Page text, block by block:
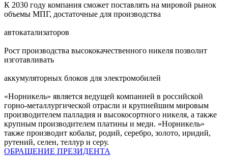
К 2030 году компания сможет поставлять на мировой рынок
объемы МПГ, достаточные для производства
автокатализаторов
Рост производства высококачественного никеля позволит
изготавливать
аккумуляторных блоков для электромобилей
«Норникель» является ведущей компанией в российской
горно-металлургической отрасли и крупнейшим мировым
производителем палладия и высокосортного никеля, а также
крупным производителем платины и меди. «Норникель»
также производит кобальт, родий, серебро, золото, иридий,
рутений, селен, теллур и серу.
ОБРАЩЕНИЕ ПРЕЗИДЕНТА